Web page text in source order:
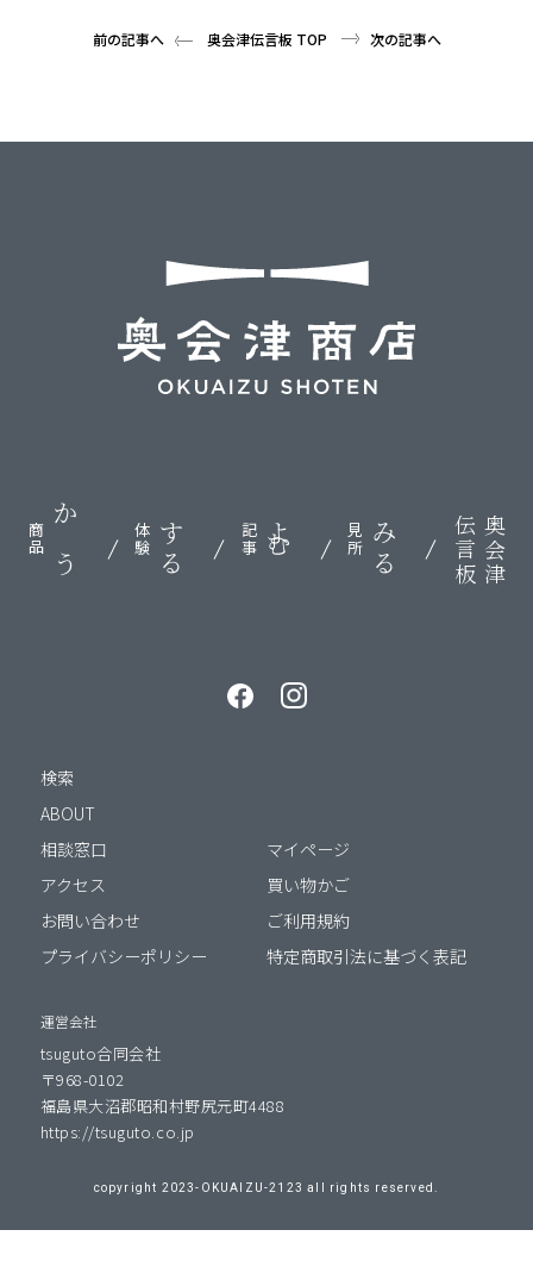
前の記事へ 奥会津伝言板 TOP 次の記事へ
かう
商品 する
体験 よむ
記事 みる
見所 奥会津
伝言板
検索
ABOUT
相談窓口
アクセス
お問い合わせ
プライバシーポリシー
マイページ
買い物かご
ご利用規約
特定商取引法に基づく表記
運営会社
tsuguto合同会社
〒968-0102
福島県大沼郡昭和村野尻元町4488
https://tsuguto.co.jp
copyright 2023-OKUAIZU-2123 all rights reserved.